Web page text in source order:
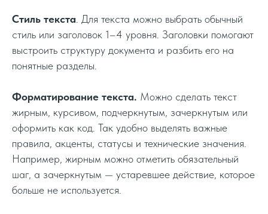
Стиль текста . Для текста можно выбрать обычный
стиль или заголовок 1–4 уровня. Заголовки помогают
выстроить структуру документа и разбить его на
понятные разделы.
Форматирование текста. Можно сделать текст
жирным, курсивом, подчеркнутым, зачеркнутым или
оформить как код. Так удобно выделять важные
правила, акценты, статусы и технические значения.
Например, жирным можно отметить обязательный
шаг, а зачеркнутым — устаревшее действие, которое
больше не используется.